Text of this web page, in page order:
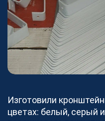
Компания
Блог
Новости
Как мы работаем
Документы
Изготовили
цветах: белый, серый